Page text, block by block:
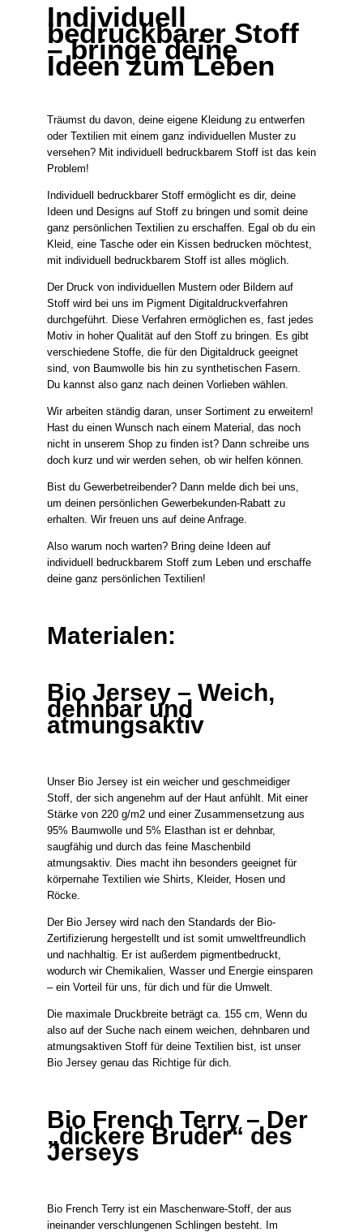
Individuell
bedruckbarer Stoff
– bringe deine
Ideen zum Leben
Träumst du davon, deine eigene Kleidung zu entwerfen
oder Textilien mit einem ganz individuellen Muster zu
versehen? Mit individuell bedruckbarem Stoff ist das kein
Problem!
Individuell bedruckbarer Stoff ermöglicht es dir, deine
Ideen und Designs auf Stoff zu bringen und somit deine
ganz persönlichen Textilien zu erschaffen. Egal ob du ein
Kleid, eine Tasche oder ein Kissen bedrucken möchtest,
mit individuell bedruckbarem Stoff ist alles möglich.
Der Druck von individuellen Mustern oder Bildern auf
Stoff wird bei uns im Pigment Digitaldruckverfahren
durchgeführt. Diese Verfahren ermöglichen es, fast jedes
Motiv in hoher Qualität auf den Stoff zu bringen. Es gibt
verschiedene Stoffe, die für den Digitaldruck geeignet
sind, von Baumwolle bis hin zu synthetischen Fasern.
Du kannst also ganz nach deinen Vorlieben wählen.
Wir arbeiten ständig daran, unser Sortiment zu erweitern!
Hast du einen Wunsch nach einem Material, das noch
nicht in unserem Shop zu finden ist? Dann schreibe uns
doch kurz und wir werden sehen, ob wir helfen können.
Bist du Gewerbetreibender? Dann melde dich bei uns,
um deinen persönlichen Gewerbekunden-Rabatt zu
erhalten. Wir freuen uns auf deine Anfrage.
Also warum noch warten? Bring deine Ideen auf
individuell bedruckbarem Stoff zum Leben und erschaffe
deine ganz persönlichen Textilien!
Materialen:
Bio Jersey – Weich,
dehnbar und
atmungsaktiv
Unser Bio Jersey ist ein weicher und geschmeidiger
Stoff, der sich angenehm auf der Haut anfühlt. Mit einer
Stärke von 220 g/m2 und einer Zusammensetzung aus
95% Baumwolle und 5% Elasthan ist er dehnbar,
saugfähig und durch das feine Maschenbild
atmungsaktiv. Dies macht ihn besonders geeignet für
körpernahe Textilien wie Shirts, Kleider, Hosen und
Röcke.
Der Bio Jersey wird nach den Standards der Bio-
Zertifizierung hergestellt und ist somit umweltfreundlich
und nachhaltig. Er ist außerdem pigmentbedruckt,
wodurch wir Chemikalien, Wasser und Energie einsparen
– ein Vorteil für uns, für dich und für die Umwelt.
Die maximale Druckbreite beträgt ca. 155 cm, Wenn du
also auf der Suche nach einem weichen, dehnbaren und
atmungsaktiven Stoff für deine Textilien bist, ist unser
Bio Jersey genau das Richtige für dich.
Bio French Terry – Der
„dickere Bruder“ des
Jerseys
Bio French Terry ist ein Maschenware-Stoff, der aus
ineinander verschlungenen Schlingen besteht. Im